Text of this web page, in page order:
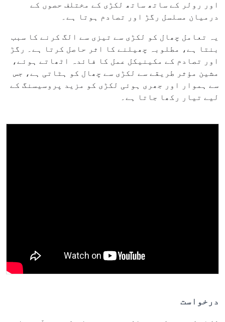
اور رولر کے ساتھ ساتھ لکڑی کے مختلف حصوں کے
درمیان مسلسل رگڑ اور تصادم ہوتا ہے۔
یہ تعامل چھال کو لکڑی سے تیزی سے الگ کرنے کا سبب
بنتا ہے، مطلوبہ چھیلنے کا اثر حاصل کرتا ہے۔ رگڑ
اور تصادم کے مکینیکل عمل کا فائدہ اٹھاتے ہوئے،
مشین مؤثر طریقے سے لکڑی سے چھال کو ہٹاتی ہے، جس
سے ہموار اور جھری ہوئی لکڑی کو مزید پروسیسنگ کے
لیے تیار رکھا جاتا ہے۔
درخواست